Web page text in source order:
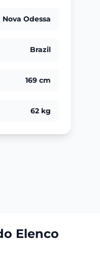
Nova Odessa
Brazil
169 cm
62 kg
Elenco